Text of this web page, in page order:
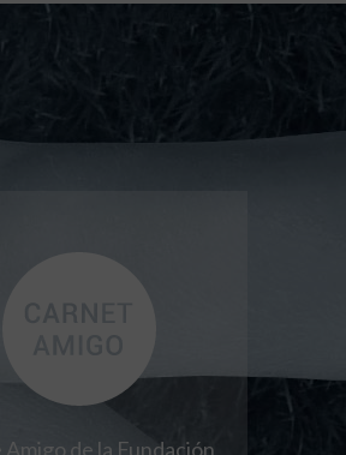
Amigo de la Fundación